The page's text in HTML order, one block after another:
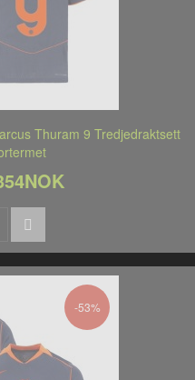
Thuram 9 Tredjedraktsett
-53%